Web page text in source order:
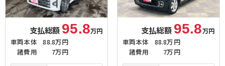
支払総額 95.8万円
車両本体
88.8万円
諸費用
7万円
支払総額 95.8万円
車両本体
88.8万円
諸費用
7万円